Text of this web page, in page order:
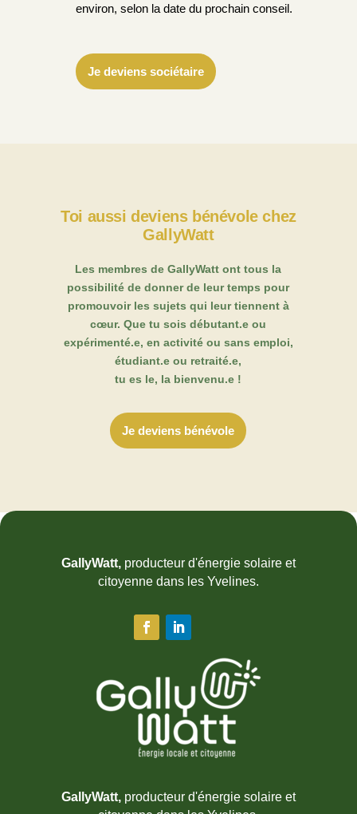
environ, selon la date du prochain conseil.
Je deviens sociétaire
Toi aussi deviens bénévole chez
GallyWatt
Les membres de GallyWatt ont tous la
possibilité de donner de leur temps pour
promouvoir les sujets qui leur tiennent à
cœur. Que tu sois débutant.e ou
expérimenté.e, en activité ou sans emploi,
étudiant.e ou retraité.e,
tu es le, la bienvenu.e !
Je deviens bénévole
GallyWatt, producteur d'énergie solaire et
citoyenne dans les Yvelines.
GallyWatt, producteur d'énergie solaire et